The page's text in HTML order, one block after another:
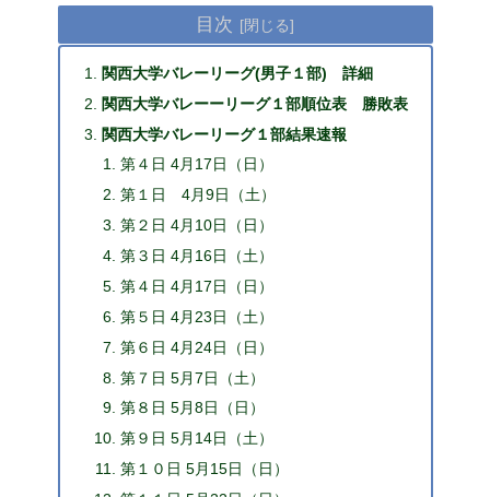
目次
関西大学バレーリーグ(男子１部) 詳細
関西大学バレーーリーグ１部順位表 勝敗表
関西大学バレーリーグ１部結果速報
第４日 4月17日（日）
第１日 4月9日（土）
第２日 4月10日（日）
第３日 4月16日（土）
第４日 4月17日（日）
第５日 4月23日（土）
第６日 4月24日（日）
第７日 5月7日（土）
第８日 5月8日（日）
第９日 5月14日（土）
第１０日 5月15日（日）